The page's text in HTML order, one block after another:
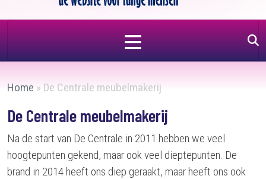
Home » De Centrale meubelmakerij
De Centrale meubelmakerij
Na de start van De Centrale in 2011 hebben we veel
hoogtepunten gekend, maar ook veel dieptepunten. De
brand in 2014 heeft ons diep geraakt, maar heeft ons ook